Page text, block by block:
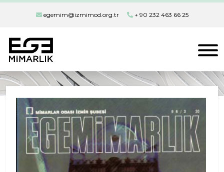
egemim@izmimod.org.tr + 90 232 463 66 25